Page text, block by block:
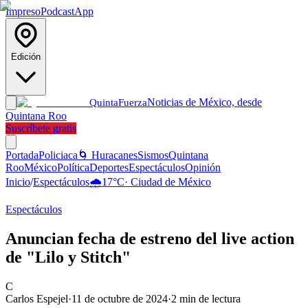
ImpresoPodcastApp
Edición
QuintaFuerzaNoticias de México, desde
Quintana Roo
Suscríbete gratis
PortadaPoliciaca 🌀 HuracanesSismosQuintana
RooMéxicoPolíticaDeportesEspectáculosOpinión
Inicio/Espectáculos🌧️17°C· Ciudad de México
Espectáculos
Anuncian fecha de estreno del live action
de "Lilo y Stitch"
C
Carlos Espejel·11 de octubre de 2024·2 min de lectura